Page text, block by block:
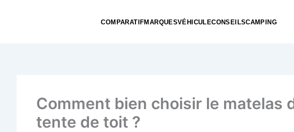
COMPARATIFMARQUESVÉHICULECONSEILSCAMPING
Comment bien choisir le matelas
tente de toit ?